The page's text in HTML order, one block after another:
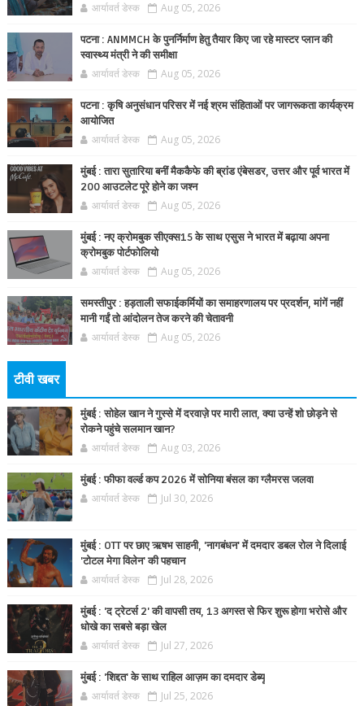
आर्यावर्त डेस्क Aug 05, 2026
पटना : ANMMCH के पुनर्निर्माण हेतु तैयार किए जा रहे मास्टर प्लान की
स्वास्थ्य मंत्री ने की समीक्षा
आर्यावर्त डेस्क Aug 05, 2026
पटना : कृषि अनुसंधान परिसर में नई श्रम संहिताओं पर जागरूकता कार्यक्रम
आयोजित
आर्यावर्त डेस्क Aug 05, 2026
मुंबई : तारा सुतारिया बनीं मैककैफे की ब्रांड एंबेसडर, उत्तर और पूर्व भारत में
200 आउटलेट पूरे होने का जश्न
आर्यावर्त डेस्क Aug 05, 2026
मुंबई : नए क्रोमबुक सीएक्स15 के साथ एसुस ने भारत में बढ़ाया अपना
क्रोमबुक पोर्टफोलियो
आर्यावर्त डेस्क Aug 05, 2026
समस्तीपुर : हड़ताली सफाईकर्मियों का समाहरणालय पर प्रदर्शन, मांगें नहीं
मानी गईं तो आंदोलन तेज करने की चेतावनी
आर्यावर्त डेस्क Aug 05, 2026
टीवी खबर
मुंबई : सोहेल खान ने गुस्से में दरवाज़े पर मारी लात, क्या उन्हें शो छोड़ने से
रोकने पहुंचे सलमान खान?
आर्यावर्त डेस्क Aug 03, 2026
मुंबई : फीफा वर्ल्ड कप 2026 में सोनिया बंसल का ग्लैमरस जलवा
आर्यावर्त डेस्क Jul 30, 2026
मुंबई : OTT पर छाए ऋषभ साहनी, 'नागबंधन' में दमदार डबल रोल ने दिलाई
'टोटल मेगा विलेन' की पहचान
आर्यावर्त डेस्क Jul 28, 2026
मुंबई : 'द ट्रेटर्स 2' की वापसी तय, 13 अगस्त से फिर शुरू होगा भरोसे और
धोखे का सबसे बड़ा खेल
आर्यावर्त डेस्क Jul 27, 2026
मुंबई : 'शिद्दत' के साथ राहिल आज़म का दमदार डेब्यू
आर्यावर्त डेस्क Jul 25, 2026